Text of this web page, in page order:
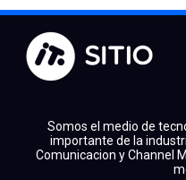
Somos el medio de
importante de la
Comunicacion y Channel